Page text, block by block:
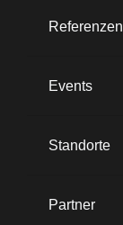
Referenzen
Events
Standorte
Partner